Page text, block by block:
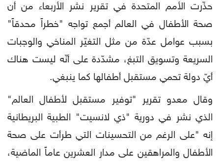
حذّرت الأمم المتحدة في تقرير نشر الأربعاء من أن
صحة الأطفال في العالم أجمع تواجه "خطراً محدقاً"
بسبب عوامل عدّة من مثل التغيّر المناخي والوجبات
السريعة وتسويق التبغ، مشدّدة على أنّه ليست هناك
أيّ دولة تحمي مستقبل أطفالها كما ينبغي.
وقال معدو تقرير "توفير مستقبل لأطفال العالم"
الذي نشر في دورية "ذي لانسيت" الطبية البريطانية
إنه "على الرغم من التحسينات التي طرأت على صحة
الأطفال والمراهقين على مدار العشرين عاماً الماضية،